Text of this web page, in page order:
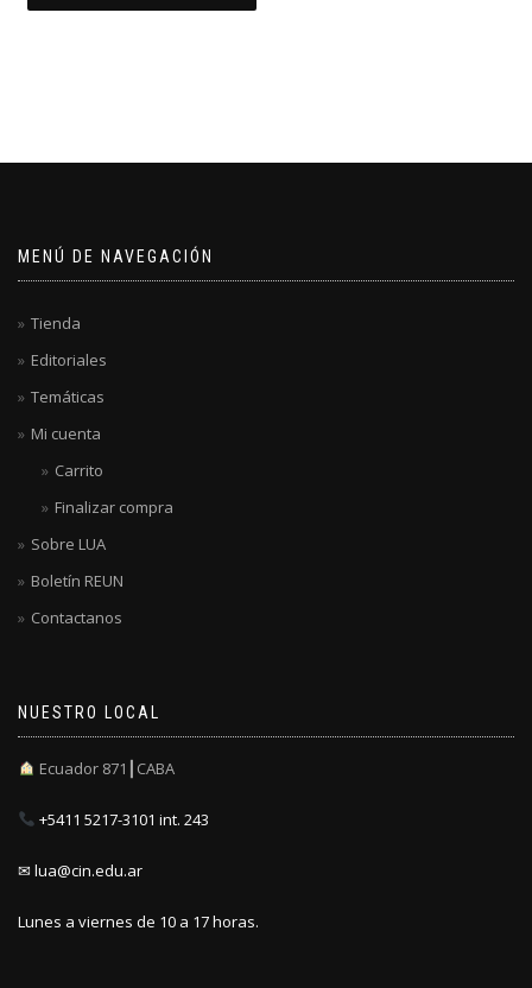
MENÚ DE NAVEGACIÓN
Tienda
Editoriales
Temáticas
Mi cuenta
Carrito
Finalizar compra
Sobre LUA
Boletín REUN
Contactanos
NUESTRO LOCAL
Ecuador 871┃CABA
+5411 5217-3101 int. 243
✉ lua@cin.edu.ar
Lunes a viernes de 10 a 17 horas.